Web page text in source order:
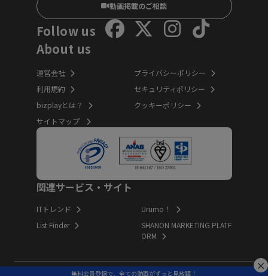
無料会員登録で、全ての動画がずっと見放題！
動画掲載のご相談
Follow us
About us
運営会社
利用規約
bizplayとは？
サイトマップ
プライバシーポリシー
セキュリティポリシー
クッキーポリシー
関連サービス・サイト
ITトレンド
List Finder
Urumo！
SHANON MARKETING PLATF
ORM